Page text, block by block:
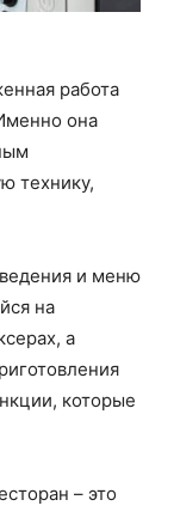
работа
она
технику,
и меню
на
а
которые
– это